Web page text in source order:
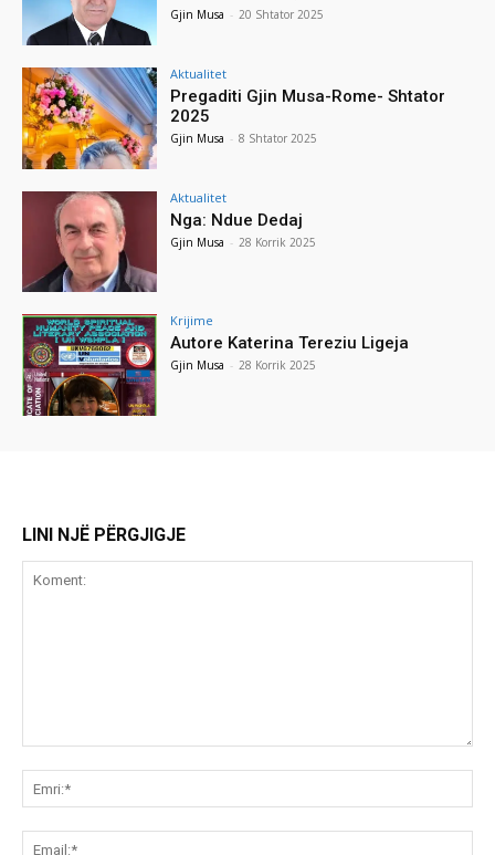
Gjin Musa - 20 Shtator 2025
Aktualitet
Pregaditi Gjin Musa-Rome- Shtator
2025
Gjin Musa - 8 Shtator 2025
Aktualitet
Nga: Ndue Dedaj
Gjin Musa - 28 Korrik 2025
Krijime
Autore Katerina Tereziu Ligeja
Gjin Musa - 28 Korrik 2025
LINI NJË PËRGJIGJE